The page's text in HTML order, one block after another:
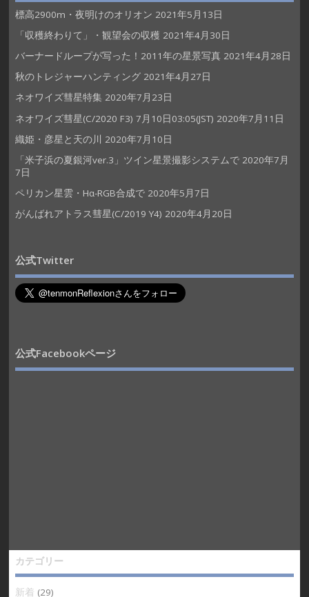
標高2900m・夜明けのオリオン 2021年5月13日
「収穫終わりて」・観望会の収穫 2021年4月30日
バーナードループが写った！2011年の星景写真 2021年4月28日
秋のトレジャーハンティング 2021年4月27日
ネオワイズ彗星特集 2020年7月23日
ネオワイズ彗星(C/2020 F3) 7月10日03:05(JST) 2020年7月11日
織姫・彦星と天の川 2020年7月10日
「米子浜の夏銀河ver.3」ツイン星景撮影システムで 2020年7月
7日
ペリカン星雲・Hα-RGB合成で 2020年5月7日
がんばれアトラス彗星(C/2019 Y4) 2020年4月20日
公式Twitter
公式Facebookページ
カテゴリー
新着 (29)